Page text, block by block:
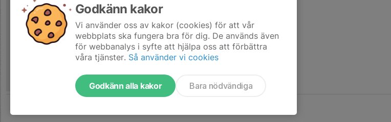
Godkänn kakor
Vi använder oss av kakor (cookies) för att vår
webbplats ska fungera bra för dig. De används även
för webbanalys i syfte att hjälpa oss att förbättra
våra tjänster. Så använder vi cookies
Godkänn alla kakor Bara nödvändiga